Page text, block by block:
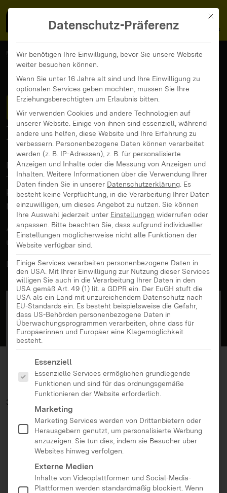
MENÜ
MedienFokus BW ...
News und Beiträge
Hack to the Future im Europa Park
Hack to the Futureim
Europa Park
Der nächste Hack to the Future Termin steht:
Teilnehmende und Mentoren und Mentorinnen
können sich jetzt ihr Ticket für den 14. bis 16.
November im Europa-Park Rust sichern!
Alle Infos zuHack to the Future, finden sich in
unseren Angeboten.
Die Anmeldung ist bereits abgeschlossen.
30.09.2025
Zurück zur Übersicht
Mit
Datenschutz-Präferenz
Wir benötigen Ihre Einwilligung, bevor Sie unsere Website
weiter besuchen können.
Wenn Sie unter 16 Jahre alt sind und Ihre Einwilligung zu
optionalen Services geben möchten, müssen Sie Ihre
Erziehungsberechtigten um Erlaubnis bitten.
Wir verwenden Cookies und andere Technologien auf
unserer Website. Einige von ihnen sind essenziell, während
andere uns helfen, diese Website und Ihre Erfahrung zu
verbessern. Personenbezogene Daten können verarbeitet
werden (z. B. IP-Adressen), z. B. für personalisierte
Anzeigen und Inhalte oder die Messung von Anzeigen und
Inhalten. Weitere Informationen über die Verwendung Ihrer
Daten finden Sie in unserer Datenschutzerklärung Es
besteht keine Verpflichtung, in die Verarbeitung Ihrer Daten
einzuwilligen, um dieses Angebot zu nutzen. Sie können
Ihre Auswahl jederzeit unter Einstellungen widerrufen oder
anpassen. Bitte beachten Sie, dass aufgrund individueller
Einstellungen möglicherweise nicht alle Funktionen der
Website verfügbar sind.
Einige Services verarbeiten personenbezogene Daten in
den USA. Mit Ihrer Einwilligung zur Nutzung dieser Services
willigen Sie auch in die Verarbeitung Ihrer Daten in den
USA gemäß Art. 49 (1) lit. a GDPR ein. Der EuGH stuft die
USA als ein Land mit unzureichendem Datenschutz nach
EU-Standards ein. Es besteht beispielsweise die Gefahr,
dass US-Behörden personenbezogene Daten in
Überwachungsprogrammen verarbeiten, ohne dass für
Europäerinnen und Europäer eine Klagemöglichkeit
besteht.
Es folgt eine Liste der Service-Gruppen, für die eine
Essenziell
Essenzielle Services ermöglichen grundlegende
Funktionen und sind für das ordnungsgemäße
Funktionieren der Website erforderlich.
Marketing
Marketing Services werden von Drittanbietern oder
Herausgebern genutzt, um personalisierte Werbung
anzuzeigen. Sie tun dies, indem sie Besucher über
Websites hinweg verfolgen.
Externe Medien
Inhalte von Videoplattformen und Social-Media-
Plattformen werden standardmäßig blockiert. Wenn